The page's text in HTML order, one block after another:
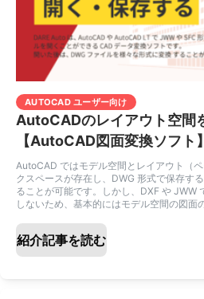
AUTOCAD ユーザー向け
AutoCADのレイアウト空間
【AutoCAD図面変換ソフト】
AutoCAD ではモデル空間とレイアウト（
クスペースが存在し、DWG 形式で保存す
ることが可能です。しかし、DXF や JWW
しないため、基本的にはモデル空間の図面
紹介記事を読む